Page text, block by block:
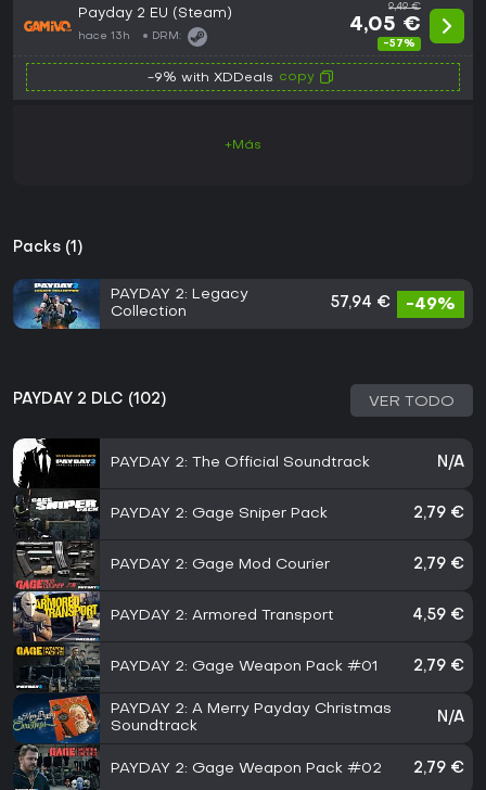
Payday 2 EU (Steam)
hace 13h DRM:
9,49 €
4,05 €
-57%
-9% with XDDeals copy
+Más
Packs (1)
PAYDAY 2: Legacy
Collection
57,94 € -49%
PAYDAY 2 DLC (102) VER TODO
PAYDAY 2: The Official Soundtrack N/A
PAYDAY 2: Gage Sniper Pack 2,79 €
PAYDAY 2: Gage Mod Courier 2,79 €
PAYDAY 2: Armored Transport 4,59 €
PAYDAY 2: Gage Weapon Pack #01 2,79 €
PAYDAY 2: A Merry Payday Christmas
Soundtrack
N/A
PAYDAY 2: Gage Weapon Pack #02 2,79 €